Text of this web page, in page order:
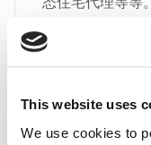
This website uses
We use cookies to